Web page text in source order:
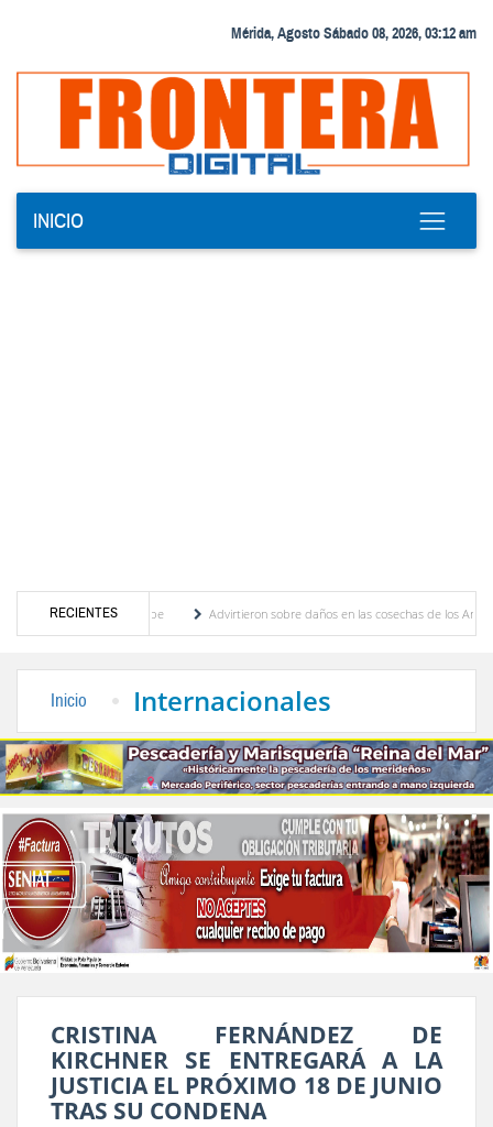
Mérida, Agosto Sábado 08, 2026, 03:12 am
INICIO
RECIENTES
y del Caribe
Advirtieron sobre daños en las cosechas de los Andes ante
Inicio Internacionales
CRISTINA FERNÁNDEZ DE
KIRCHNER SE ENTREGARÁ A LA
JUSTICIA EL PRÓXIMO 18 DE JUNIO
TRAS SU CONDENA